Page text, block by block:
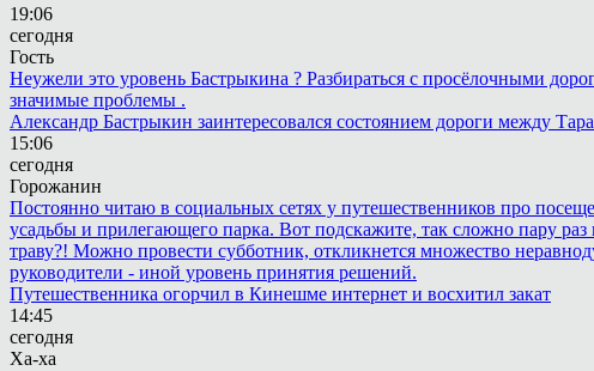
19:06
сегодня
Гость
Неужели это уровень Бастрыкина ? Разбираться с просёлочными
значимые проблемы .
Александр Бастрыкин заинтересовался состоянием дороги между
15:06
сегодня
Горожанин
Постоянно читаю в социальных сетях у путешественников про
усадьбы и прилегающего парка. Вот подскажите, так сложно пару
траву?! Можно провести субботник, откликнется множество
руководители - иной уровень принятия решений.
Путешественника огорчил в Кинешме интернет и восхитил закат
14:45
сегодня
Ха-ха